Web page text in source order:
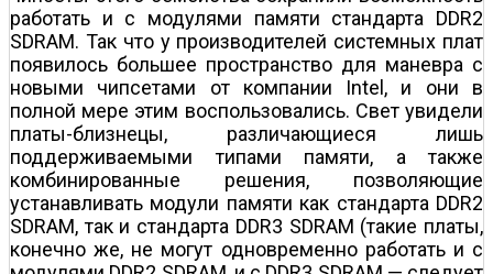
работать и с модулями памяти стандарта DDR2
SDRAM. Так что у производителей системных плат
появилось большее пространство для маневра с
новыми чипсетами от компании Intel, и они в
полной мере этим воспользовались. Свет увидели
платы-близнецы, различающиеся лишь
поддерживаемыми типами памяти, а также
комбинированные решения, позволяющие
устанавливать модули памяти как стандарта DDR2
SDRAM, так и стандарта DDR3 SDRAM (такие платы,
конечно же, не могут одновременно работать и с